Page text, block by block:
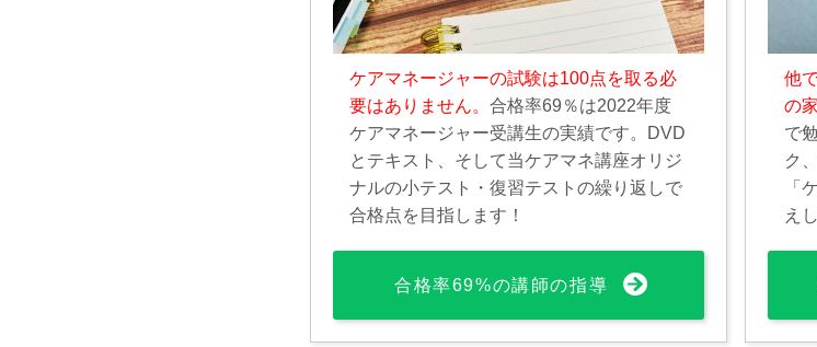
ケアマネージャーの試験は100点を取る必
要はありません。合格率69％は2022年度
ケアマネージャー受講生の実績です。DVD
とテキスト、そして当ケアマネ講座オリジ
ナルの小テスト・復習テストの繰り返しで
合格点を目指します！
合格率69%の講師の指導
他
の
で
ク
「
え